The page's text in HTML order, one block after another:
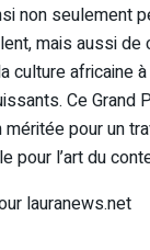
non seulement
mais aussi de
culture africaine
Ce Grand
pour un
pour l’art du
lauranews.net